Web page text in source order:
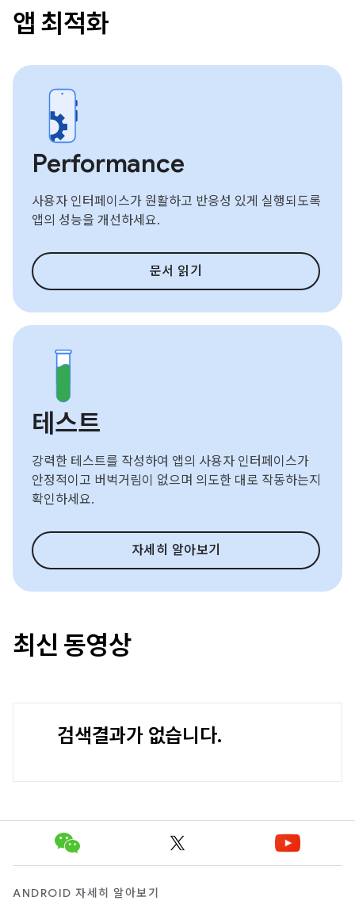
앱 최적화
Performance
사용자 인터페이스가 원활하고 반응성 있게 실행되도록
앱의 성능을 개선하세요.
문서 읽기
테스트
강력한 테스트를 작성하여 앱의 사용자 인터페이스가
안정적이고 버벅거림이 없으며 의도한 대로 작동하는지
확인하세요.
자세히 알아보기
최신 동영상
검색결과가 없습니다.
ANDROID 자세히 알아보기